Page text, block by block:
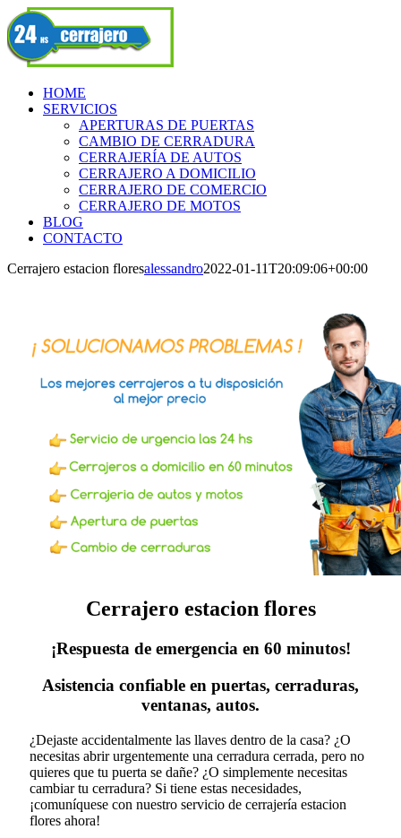
Skip
to
content
Facebook
HOME
SERVICIOS
APERTURAS DE PUERTAS
CAMBIO DE CERRADURA
CERRAJERÍA DE AUTOS
CERRAJERO A DOMICILIO
CERRAJERO DE COMERCIO
CERRAJERO DE MOTOS
BLOG
CONTACTO
Cerrajero estacion floresalessandro2022-01-11T20:09:06+00:00
Cerrajero estacion flores
¡Respuesta de emergencia en 60 minutos!
Asistencia confiable en puertas, cerraduras,
ventanas, autos.
¿Dejaste accidentalmente las llaves dentro de la casa? ¿O
necesitas abrir urgentemente una cerradura cerrada, pero no
quieres que tu puerta se dañe? ¿O simplemente necesitas
cambiar tu cerradura? Si tiene estas necesidades,
¡comuníquese con nuestro servicio de cerrajería estacion
flores ahora!